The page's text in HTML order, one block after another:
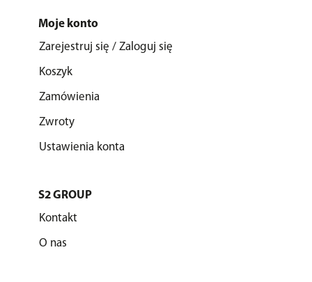
Moje konto
Zarejestruj się / Zaloguj się
Koszyk
Zamówienia
Zwroty
Ustawienia konta
S2 GROUP
Kontakt
O nas